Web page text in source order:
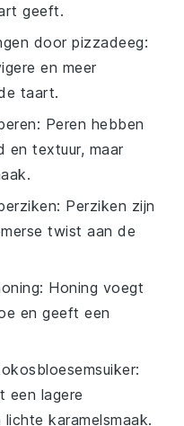
geeft.
doorpizzadeeg:
en meer
taart.
: Peren hebben
en textuur, maar
: Perziken zijn
twist aan de
: Honing voegt
en geeft een
:
een lagere
karamelsmaak.